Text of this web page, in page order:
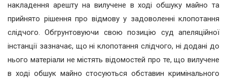
накладення арешту на вилучене в ході обшуку майно та
прийнято рішення про відмову у задоволенні клопотання
слідчого. Обгрунтовуючи свою позицію суд апеляційної
інстанції зазначає, що ні клопотання слідчого, ні додані до
нього матеріали не містять відомостей про те, що вилучене
в ході обшук майно стосуються обставин кримінального